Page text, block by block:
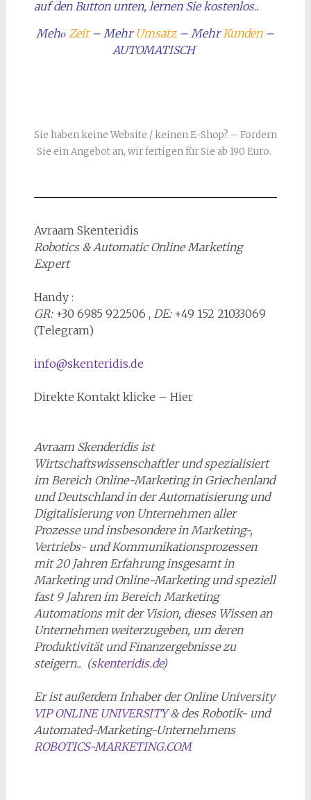
auf den Button unten, lernen Sie kostenlos..
MehοZeit– Mehr Umsatz– MehrKunden–
AUTOMATISCH
Sie haben keine Website / keinen E-Shop? – Fordern
Sie ein Angebot an, wir fertigen für Sie ab 190 Euro.
Avraam Skenteridis
Robotics & Automatic Online Marketing
Expert
Handy :
GR: +30 6985 922506 , DE: +49 152 21033069
(Telegram)
info@skenteridis.de
Direkte Kontakt klicke – Hier
Avraam Skenderidis ist
Wirtschaftswissenschaftler und spezialisiert
im Bereich Online-Marketing in Griechenland
und Deutschland in der Automatisierung und
Digitalisierung von Unternehmen aller
Prozesse und insbesondere in Marketing-,
Vertriebs- und Kommunikationsprozessen
mit 20 Jahren Erfahrung insgesamt in
Marketing und Online-Marketing und speziell
fast 9 Jahren im Bereich Marketing
Automations mit der Vision, dieses Wissen an
Unternehmen weiterzugeben, um deren
Produktivität und Finanzergebnisse zu
steigern.. (skenteridis.de)
Er ist außerdem Inhaber der Online University
VIP ONLINE UNIVERSITY& des Robotik- und
Automated-Marketing-Unternehmens
ROBOTICS-MARKETING.COM